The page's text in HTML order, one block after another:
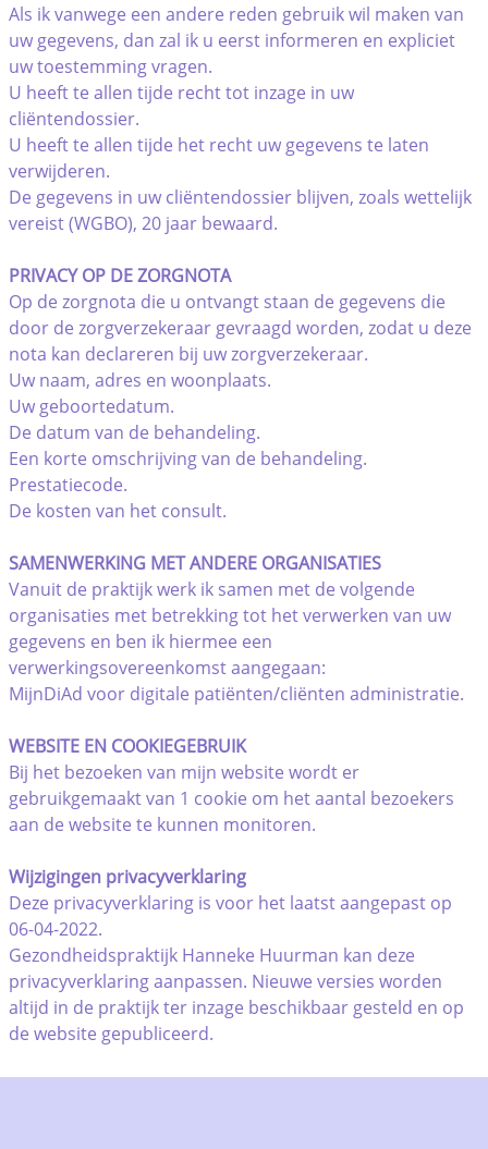
Als ik vanwege een andere reden gebruik wil maken van
uw gegevens, dan zal ik u eerst informeren en expliciet
uw toestemming vragen.
U heeft te allen tijde recht tot inzage in uw
cliëntendossier.
U heeft te allen tijde het recht uw gegevens te laten
verwijderen.
De gegevens in uw cliëntendossier blijven, zoals wettelijk
vereist (WGBO), 20 jaar bewaard.
PRIVACY OP DE ZORGNOTA
Op de zorgnota die u ontvangt staan de gegevens die
door de zorgverzekeraar gevraagd worden, zodat u deze
nota kan declareren bij uw zorgverzekeraar.
Uw naam, adres en woonplaats.
Uw geboortedatum.
De datum van de behandeling.
Een korte omschrijving van de behandeling.
Prestatiecode.
De kosten van het consult.
SAMENWERKING MET ANDERE ORGANISATIES
Vanuit de praktijk werk ik samen met de volgende
organisaties met betrekking tot het verwerken van uw
gegevens en ben ik hiermee een
verwerkingsovereenkomst aangegaan:
MijnDiAd voor digitale patiënten/cliënten administratie.
WEBSITE EN COOKIEGEBRUIK
Bij het bezoeken van mijn website wordt er
gebruikgemaakt van 1 cookie om het aantal bezoekers
aan de website te kunnen monitoren.
Wijzigingen privacyverklaring
Deze privacyverklaring is voor het laatst aangepast op
06-04-2022.
Gezondheidspraktijk Hanneke Huurman kan deze
privacyverklaring aanpassen. Nieuwe versies worden
altijd in de praktijk ter inzage beschikbaar gesteld en op
de website gepubliceerd.